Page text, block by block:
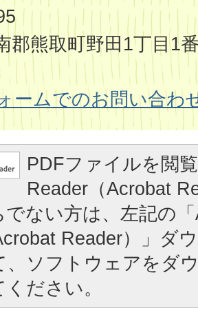
郡熊取町野田1丁目1
ームでのお問い合わ
PDFファイルを閲
Reader（Acrobat
ない方は、左記の
Reader）」ダ
、ソフトウェアをダ
ださい。